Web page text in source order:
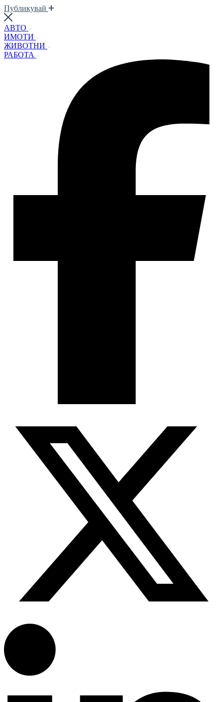
Публикувай
АВТО
ИМОТИ
ЖИВОТНИ
РАБОТА